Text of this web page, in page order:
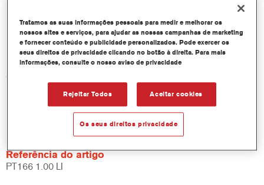
Este corante concentrado PowerTint em base solvente faz
parte do grupo de acabamentos do sistema de pintura Imron
Fleet Line.
Características do produto
Product Variant
Referência do artigo
PT166 1.00 LI
Tratamos as suas informações pessoais para medir e melhorar os
nossos sites e serviços, para ajudar as nossas campanhas de marketing
e fornecer conteúdo e publicidade personalizados. Pode exercer os
seus direitos de privacidade clicando no botão à direita. Para mais
informações, consulte o nosso aviso de privacidade
Rejeitar Todos Aceitar cookies
Os seus direitos privacidade